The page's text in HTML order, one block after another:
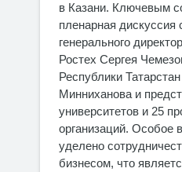
в Казани. Ключевым
пленарная дискуссия
генерального
Ростех Сергея
Республики
Минниханова и
университетов и 25
организаций. Особое
уделено
бизнесом, что